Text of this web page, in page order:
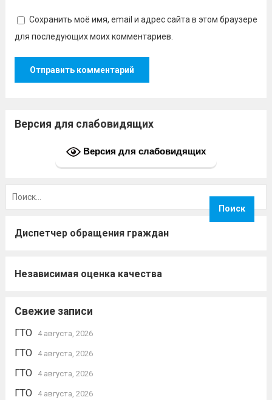
Сохранить моё имя, email и адрес сайта в этом браузере
для последующих моих комментариев.
Версия для слабовидящих
Версия для слабовидящих
Диспетчер обращения граждан
Независимая оценка качества
Свежие записи
ГТО 4 августа, 2026
ГТО 4 августа, 2026
ГТО 4 августа, 2026
ГТО 4 августа, 2026